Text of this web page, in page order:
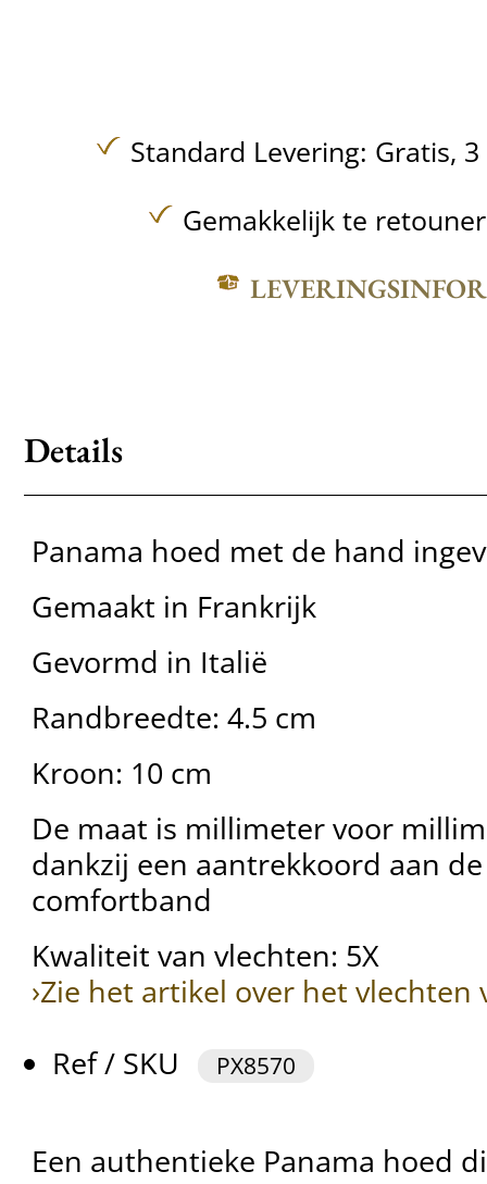
Standard Levering: Gratis,
Gemakkelijk te
Details
Panama hoed met de hand
Gemaakt in Frankrijk
Gevormd in Italië
Randbreedte: 4.5 cm
Kroon: 10 cm
De maat is millimeter voor
dankzij een aantrekkoord aan
comfortband
Kwaliteit van vlechten: 5X
›Zie het artikel over het vlechten
Ref / SKU
PX8570
Een authentieke Panama hoed